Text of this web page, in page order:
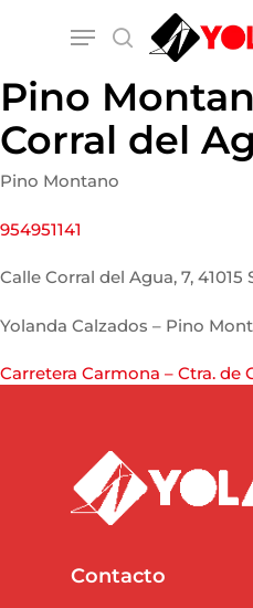
content
search
Menu
Pino
Corral del
Pino Montano
954951141
Calle Corral del Agua, 7, 41015
Yolanda Calzados – Pino
Navegación
entradas
Carretera Carmona – Ctra. de
Contacto